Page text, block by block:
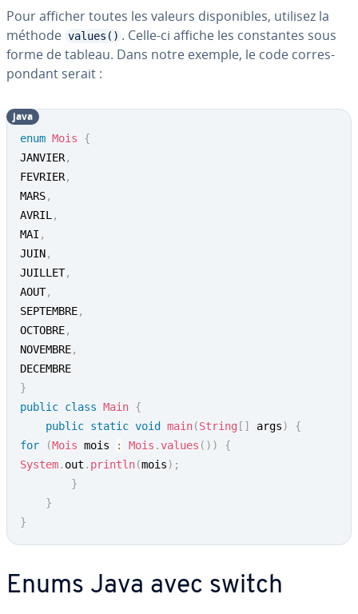
Pour afficher toutes les valeurs dis­po­nibles, utilisez la
méthode values() . Celle-ci affiche les cons­tantes sous
forme de tableau. Dans notre exemple, le code cor­res­
pon­dant serait :
enum Mois
{
JANVIER,
FEVRIER,
MARS,
AVRIL ,
MAI ,
JUIN,
JUILLET,
AOUT,
SEPTEMBRE,
OCTOBRE,
NOVEMBRE,
}
public class Main {
public static void main(String [ ] args)
{
for
(Mois mois : Mois .values ( ) )
{
System. out . println(mois) ;
}
}
}
java
Enums Java avec switch